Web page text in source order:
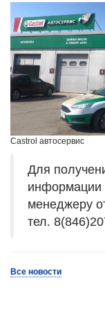
Castrol автосервис
Для
информации
менеджеру
тел.
Все новости